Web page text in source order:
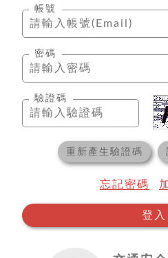
帳號
密碼
驗證碼
重新產生驗證碼
忘記密碼
登入